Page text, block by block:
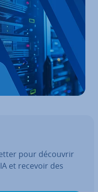
pour découvrir
et recevoir des